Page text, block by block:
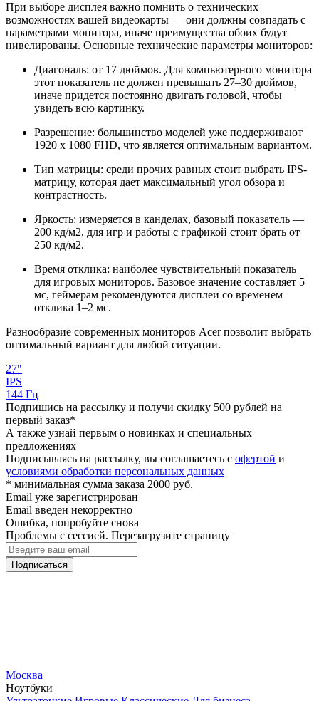
При выборе дисплея важно помнить о технических
возможностях вашей видеокарты — они должны совпадать с
параметрами монитора, иначе преимущества обоих будут
нивелированы. Основные технические параметры мониторов:
Диагональ: от 17 дюймов. Для компьютерного монитора
этот показатель не должен превышать 27–30 дюймов,
иначе придется постоянно двигать головой, чтобы
увидеть всю картинку.
Разрешение: большинство моделей уже поддерживают
1920 x 1080 FHD, что является оптимальным вариантом.
Тип матрицы: среди прочих равных стоит выбрать IPS-
матрицу, которая дает максимальный угол обзора и
контрастность.
Яркость: измеряется в канделах, базовый показатель —
200 кд/м2, для игр и работы с графикой стоит брать от
250 кд/м2.
Время отклика: наиболее чувствительный показатель
для игровых мониторов. Базовое значение составляет 5
мс, геймерам рекомендуются дисплеи со временем
отклика 1–2 мс.
Разнообразие современных мониторов Acer позволит выбрать
оптимальный вариант для любой ситуации.
27"
IPS
144 Гц
Подпишись на рассылку и получи скидку 500 рублей на
первый заказ*
А также узнай первым о новинках и специальных
предложениях
Подписываясь на рассылку, вы соглашаетесь с офертой и
условиями обработки персональных данных
* минимальная сумма заказа 2000 руб.
Email уже зарегистрирован
Email введен некорректно
Ошибка, попробуйте снова
Проблемы с сессией. Перезагрузите страницу
Подписаться
Москва
Ноутбуки